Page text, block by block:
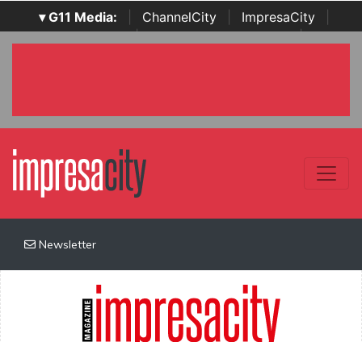
▾ G11 Media: ChannelCity ImpresaCity
SecurityOpenLab | Italian Channel Awards | Italian
Newsletter